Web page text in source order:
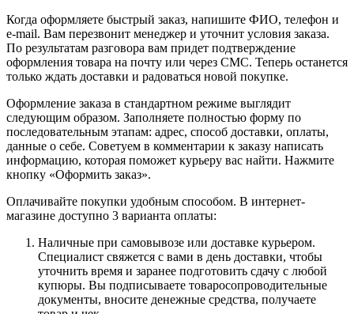
Когда оформляете быстрый заказ, напишите ФИО, телефон и
e-mail. Вам перезвонит менеджер и уточнит условия заказа.
По результатам разговора вам придет подтверждение
оформления товара на почту или через СМС. Теперь останется
только ждать доставки и радоваться новой покупке.
Оформление заказа в стандартном режиме выглядит
следующим образом. Заполняете полностью форму по
последовательным этапам: адрес, способ доставки, оплаты,
данные о себе. Советуем в комментарии к заказу написать
информацию, которая поможет курьеру вас найти. Нажмите
кнопку «Оформить заказ».
Оплачивайте покупки удобным способом. В интернет-
магазине доступно 3 варианта оплаты:
Наличные при самовывозе или доставке курьером.
Специалист свяжется с вами в день доставки, чтобы
уточнить время и заранее подготовить сдачу с любой
купюры. Вы подписываете товаросопроводительные
документы, вносите денежные средства, получаете